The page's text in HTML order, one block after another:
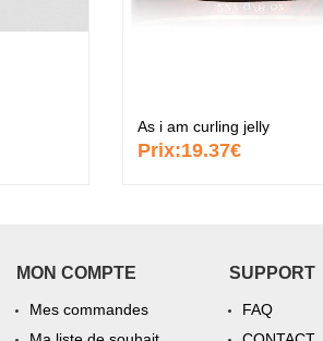
As i am curling jelly
Prix:19.37€
MON COMPTE
Mes commandes
SUPPORT
FAQ